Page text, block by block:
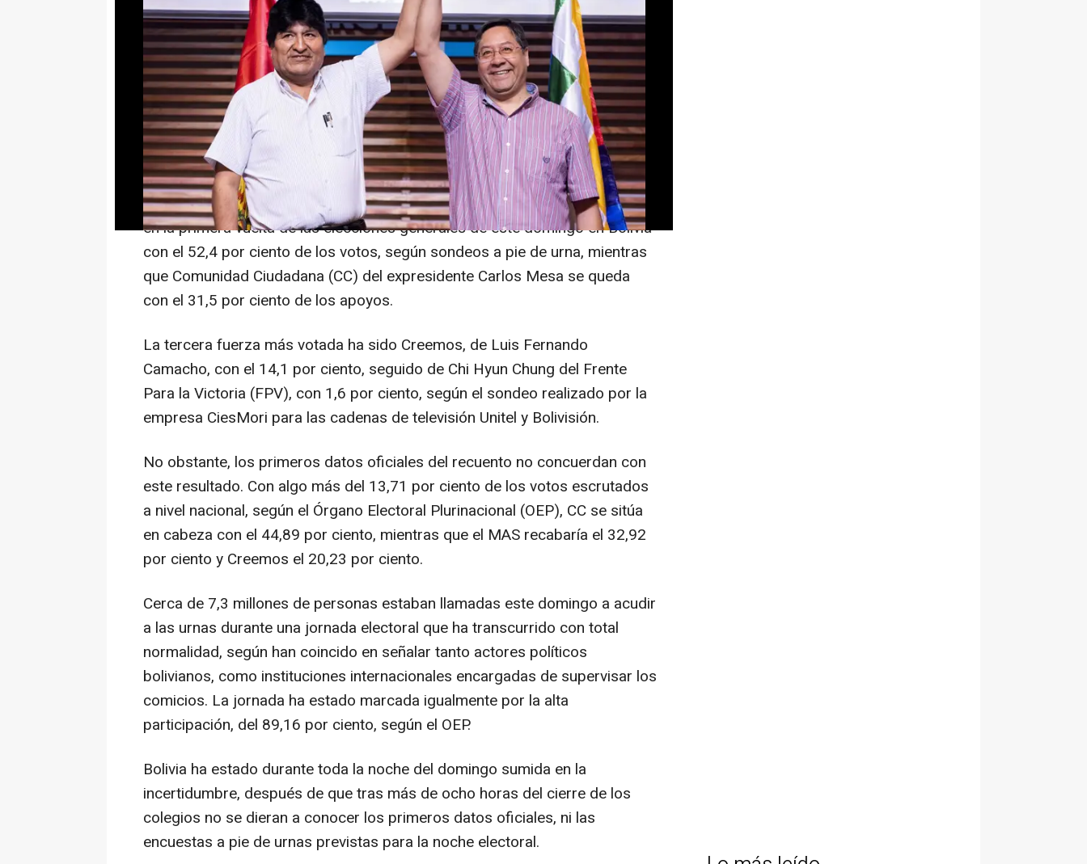
Arce se compromete a gobernar "para todos los bolivianos" y Morales
celebra que "la voluntad del pueblo se ha impuesto"
Los primeros datos oficiales sitúan en cabeza a Mesa, que aún no se ha
pronunciado
MADRID, 19 (EUROPA PRESS)
El Movimiento al Socialismo (MAS) que lidera Luis Arce se habría impuesto
en la primera vuelta de las elecciones generales de este domingo en Bolivia
con el 52,4 por ciento de los votos, según sondeos a pie de urna, mientras
que Comunidad Ciudadana (CC) del expresidente Carlos Mesa se queda
con el 31,5 por ciento de los apoyos.
La tercera fuerza más votada ha sido Creemos, de Luis Fernando
Camacho, con el 14,1 por ciento, seguido de Chi Hyun Chung del Frente
Para la Victoria (FPV), con 1,6 por ciento, según el sondeo realizado por la
empresa CiesMori para las cadenas de televisión Unitel y Bolivisión.
No obstante, los primeros datos oficiales del recuento no concuerdan con
este resultado. Con algo más del 13,71 por ciento de los votos escrutados
a nivel nacional, según el Órgano Electoral Plurinacional (OEP), CC se sitúa
en cabeza con el 44,89 por ciento, mientras que el MAS recabaría el 32,92
por ciento y Creemos el 20,23 por ciento.
Cerca de 7,3 millones de personas estaban llamadas este domingo a acudir
a las urnas durante una jornada electoral que ha transcurrido con total
normalidad, según han coincido en señalar tanto actores políticos
bolivianos, como instituciones internacionales encargadas de supervisar los
comicios. La jornada ha estado marcada igualmente por la alta
participación, del 89,16 por ciento, según el OEP.
Bolivia ha estado durante toda la noche del domingo sumida en la
incertidumbre, después de que tras más de ocho horas del cierre de los
colegios no se dieran a conocer los primeros datos oficiales, ni las
encuestas a pie de urnas previstas para la noche electoral.